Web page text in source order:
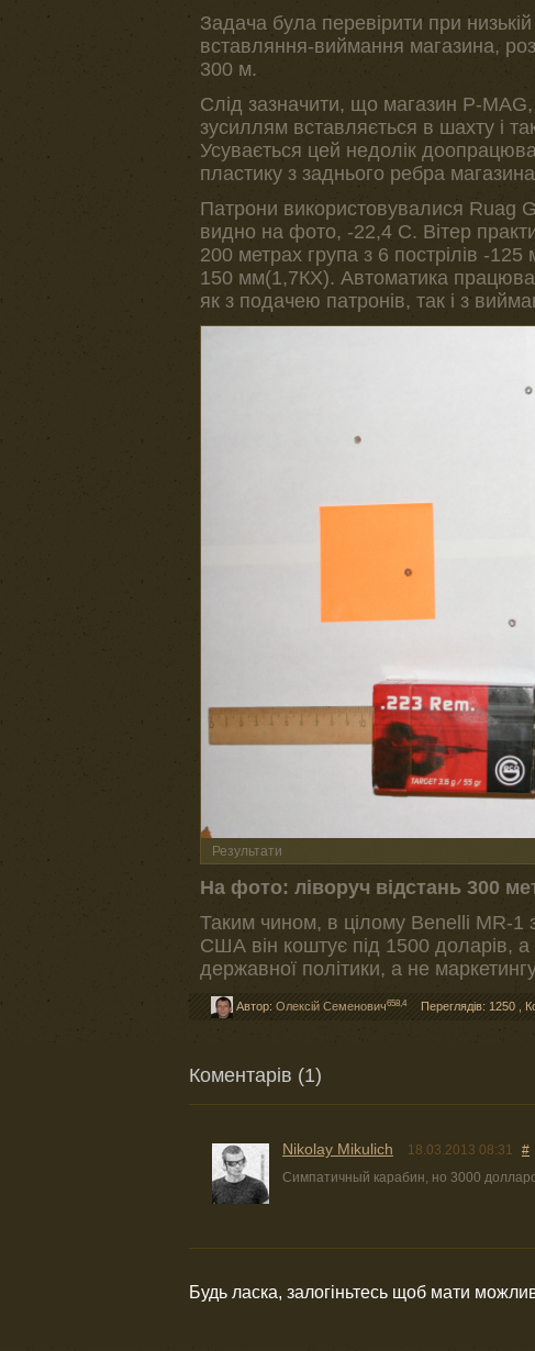
Задача була перевірити при
вставляння-виймання магазина,
300 м.
Слід зазначити, що магазин P-
зусиллям вставляється в шахту і
Усувається цей недолік
пластику з заднього ребра
Патрони використовувалися Ruag
видно на фото, -22,4 С. Вітер
200 метрах група з 6 пострілів -
150 мм(1,7КХ). Автоматика
як з подачею патронів, так і з
Результати
На фото: ліворуч відстань 300
Таким чином, в цілому Benelli MR-1
США він коштує під 1500 доларів,
державної політики, а не
Автор: Олексій Семенович658,4 Переглядів: 1250
Коментарів (1)
Nikolay Mikulich 18.03.2013 08:31 #
Симпатичный карабин, но 3000
Будь ласка, залогіньтесь щоб мати